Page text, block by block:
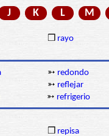
J K L M
❒ rayo
➳ redondo
➳ reflejar
➳ refrigerio
❒ repisa